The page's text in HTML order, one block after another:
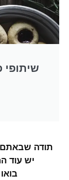
שיתופי
תודה שבאתם
יש עוד